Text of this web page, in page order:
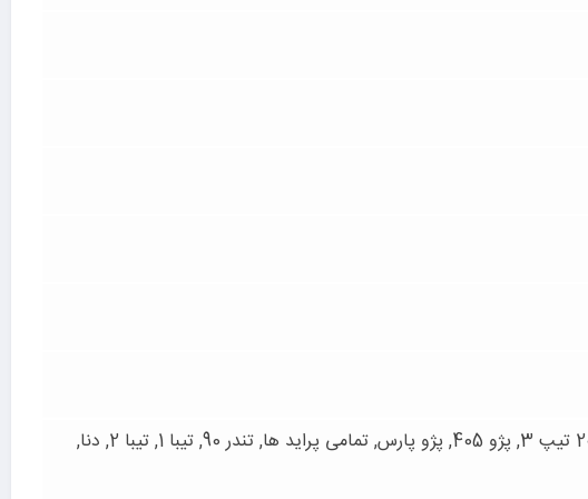
پراید 111, پراید 131, پراید 132, پراید 141, پراید 151, پراید صبا, پژو 206, پژو 206 تیپ 2, پژو 206 تیپ 3, پژو 405, پژو پارس, تمامی پراید ها, تندر 90, تیبا 1, تیبا 2, دنا,